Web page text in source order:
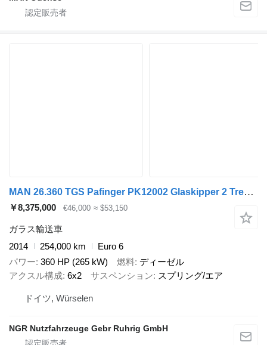
MAN 26.360 TGS Pafinger PK12002 Glaskipper 2 Trennw
￥8,375,000 €46,000 ≈ $53,150
ガラス輸送車
2014
254,000 km
Euro 6
パワー 360 HP (265 kW) 燃料 ディーゼル
アクスル構成 6x2 サスペンション スプリング/エア
ドイツ, Würselen
NGR Nutzfahrzeuge Gebr Ruhrig GmbH